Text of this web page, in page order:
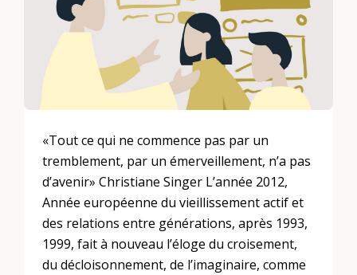
«Tout ce qui ne commence pas par un
tremblement, par un émerveillement, n’a pas
d’avenir» Christiane Singer L’année 2012,
Année européenne du vieillissement actif et
des relations entre générations, après 1993,
1999, fait à nouveau l’éloge du croisement,
du décloisonnement, de l’imaginaire, comme